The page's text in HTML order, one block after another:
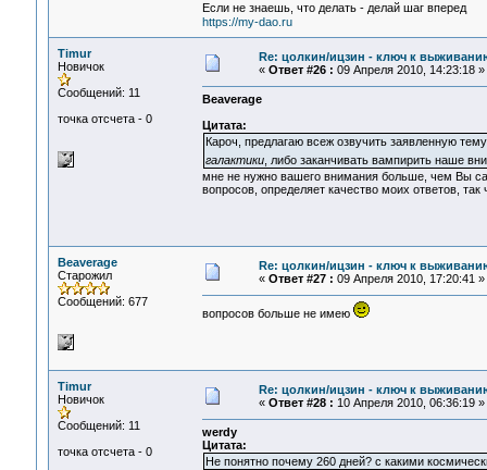
Если не знаешь, что делать - делай шаг вперед
https://my-dao.ru
Timur
Новичок
Сообщений: 11
точка отсчета - 0
Re: цолкин/ицзин - ключ к
« Ответ #26 : 09 Апреля 2010, 14:23:18 »
Beaverage
Цитата:
Кароч, предлагаю всеж озвучить заявленную
галактики, либо заканчивать вампирить наше
мне не нужно вашего внимания больше, чем Вы
вопросов, определяет качество моих ответов, так
Beaverage
Старожил
Сообщений: 677
Re: цолкин/ицзин - ключ к
« Ответ #27 : 09 Апреля 2010, 17:20:41 »
вопросов больше не имею
Timur
Новичок
Сообщений: 11
точка отсчета - 0
Re: цолкин/ицзин - ключ к
« Ответ #28 : 10 Апреля 2010, 06:36:19 »
werdy
Цитата:
Не понятно почему 260 дней? с какими